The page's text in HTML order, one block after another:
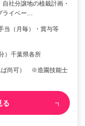
栽計画・
ライベー…
当（月毎）・賞与等
）千葉県各所
ば尚可） ※造園技能士
る